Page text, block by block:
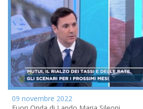
09 novembre 2022